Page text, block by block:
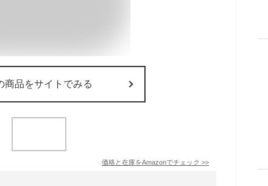
商品をサイトでみる
価格と在庫をAmazonでチェック >>